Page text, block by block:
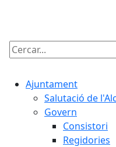
Cercar:
Ajuntament
Salutació de
Govern
Consistori
Regidories